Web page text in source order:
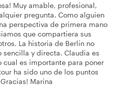
Muy amable, profesional,
pregunta. Como alguien
perspectiva de primera mano
que compartiera sus
La historia de Berlín no
y directa. Claudia es
cual es importante para poner
ha sido uno de los puntos
Marina